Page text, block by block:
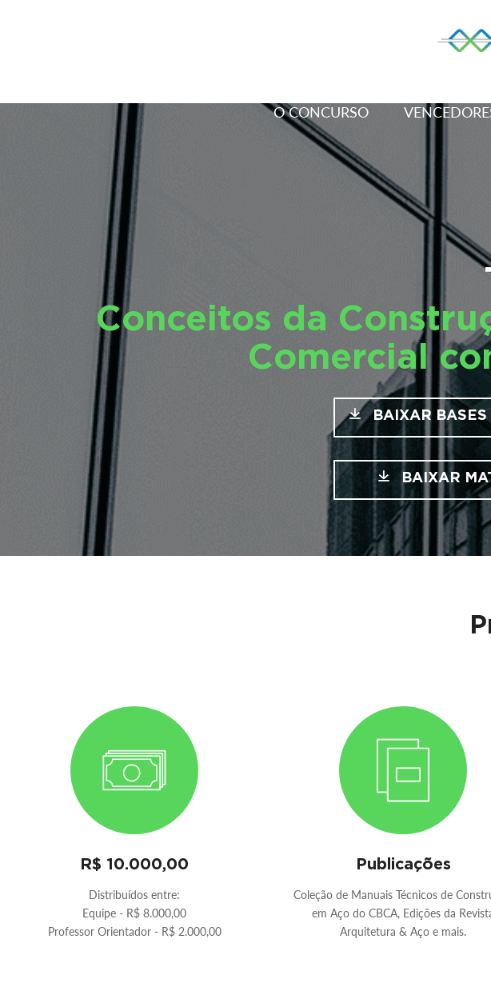
O CONCURSO
Conceitos da
Comercial
BAIXAR BASES
BAIXAR
R$ 10.000,00
Distribuídos entre:
Equipe - R$ 8.000,00
Professor Orientador - R$ 2.000,00
Publicações
Coleção de Manuais Técnicos de
em Aço do CBCA, Edições da
Arquitetura & Aço e mais.